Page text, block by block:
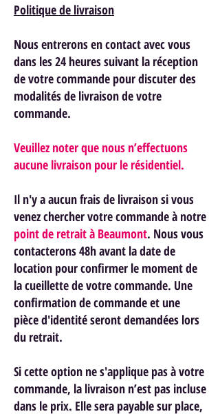
Politique de livraison
Nous entrerons en contact avec vous
dans les 24 heures suivant la réception
de votre commande pour discuter des
modalités de livraison de votre
commande.
Veuillez noter que nous n’effectuons
aucune livraison pour le résidentiel.
Il n'y a aucun frais de livraison si vous
venez chercher votre commande à notre
point de retrait à Beaumont. Nous vous
contacterons 48h avant la date de
location pour confirmer le moment de
la cueillette de votre commande. Une
confirmation de commande et une
pièce d'identité seront demandées lors
du retrait.
Si cette option ne s'applique pas à votre
commande, la livraison n’est pas incluse
dans le prix. Elle sera payable sur place,